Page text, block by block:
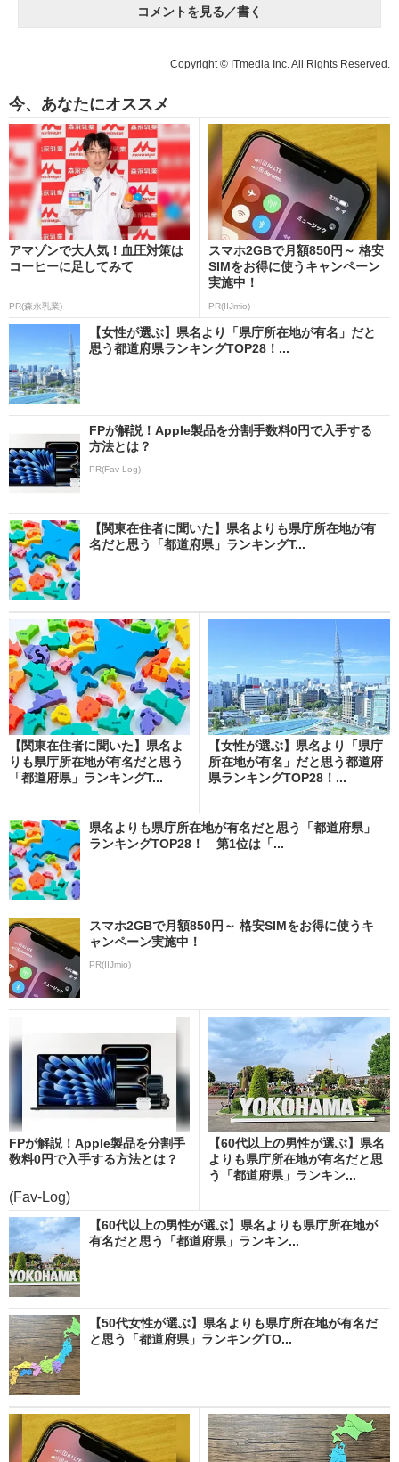
コメントを見る／書く
Copyright © ITmedia Inc. All Rights Reserved.
今、あなたにオススメ
アマゾンで大人気！血圧対策は
コーヒーに足してみて
PR(森永乳業)
スマホ2GBで月額850円～ 格安
SIMをお得に使うキャンペーン
実施中！
PR(IIJmio)
【女性が選ぶ】県名より「県庁所在地が有名」だと
思う都道府県ランキングTOP28！...
FPが解説！Apple製品を分割手数料0円で入手する
方法とは？
PR(Fav-Log)
【関東在住者に聞いた】県名よりも県庁所在地が有
名だと思う「都道府県」ランキングT...
【関東在住者に聞いた】県名よ
りも県庁所在地が有名だと思う
「都道府県」ランキングT...
【女性が選ぶ】県名より「県庁
所在地が有名」だと思う都道府
県ランキングTOP28！...
県名よりも県庁所在地が有名だと思う「都道府県」
ランキングTOP28！ 第1位は「...
スマホ2GBで月額850円～ 格安SIMをお得に使うキ
ャンペーン実施中！
PR(IIJmio)
FPが解説！Apple製品を分割手
数料0円で入手する方法とは？
(Fav-Log)
【60代以上の男性が選ぶ】県名
よりも県庁所在地が有名だと思
う「都道府県」ランキン...
【60代以上の男性が選ぶ】県名よりも県庁所在地が
有名だと思う「都道府県」ランキン...
【50代女性が選ぶ】県名よりも県庁所在地が有名だ
と思う「都道府県」ランキングTO...